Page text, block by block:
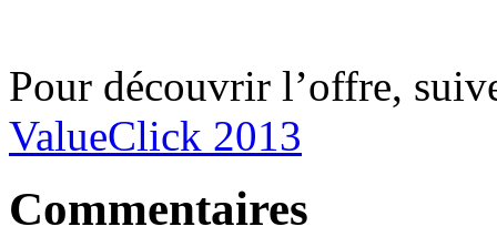
Pour découvrir l’offre,
ValueClick 2013
Commentaires